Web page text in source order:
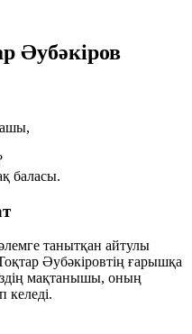
Әубәкіров
баласы.
танытқан айтулы
Әубәкіровтің ғарышқа
мақтанышы, оның
келеді.